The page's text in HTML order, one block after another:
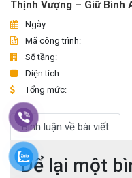
Thịnh Vượng – Giữ Bình
Ngày:
Mã công trình:
Số tầng:
Diện tích:
Tổng mức:
Bình luận về bài viết
Để lại một